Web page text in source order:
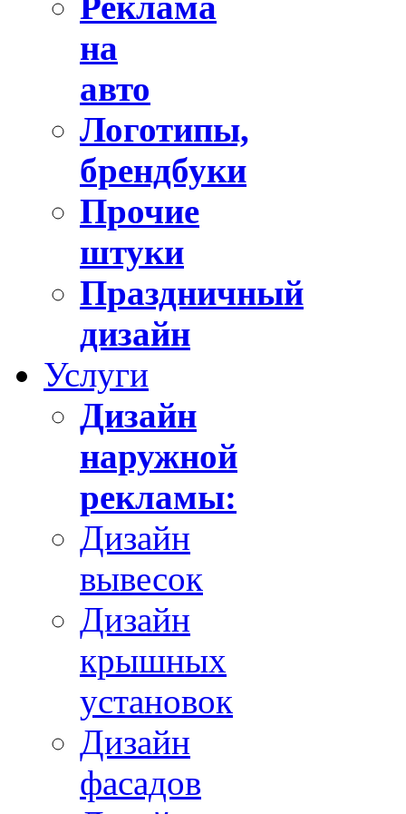
на
авто
Логотипы,
брендбуки
Прочие
штуки
Праздничный
дизайн
Услуги
Дизайн
наружной
рекламы:
Дизайн
вывесок
Дизайн
крышных
установок
Дизайн
фасадов